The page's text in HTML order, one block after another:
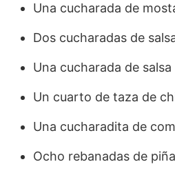
Una cucharada de
Dos cucharadas de
Una cucharada de
Un cuarto de taza de
Una cucharadita de
Ocho rebanadas de